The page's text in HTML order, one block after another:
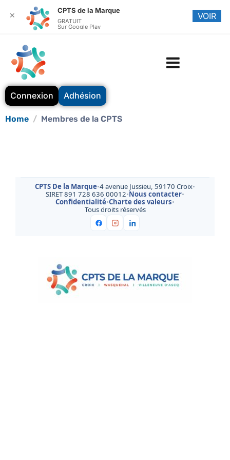
Connexion Adhésion
Home Membres de la CPTS
CPTS De la Marque•4 avenue Jussieu, 59170 Croix•
SIRET 891 728 636 00012•Nous contacter•
Confidentialité•Charte des valeurs•
Tous droits réservés
✕
CPTS de la Marque
GRATUIT
Sur Google Play
VOIR